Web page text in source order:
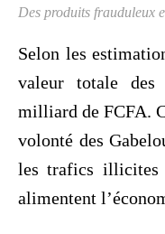
Des produits frauduleux
Selon les
valeur totale des
milliard de FCFA.
volonté des
les trafics illicites
alimentent